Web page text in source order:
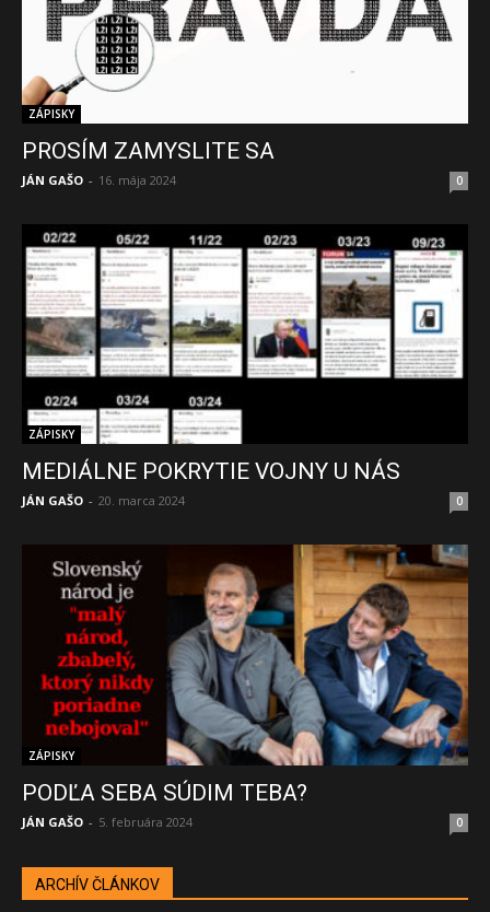
ZÁPISKY
PROSÍM ZAMYSLITE SA
JÁN GAŠO - 16. mája 2024 0
ZÁPISKY
MEDIÁLNE POKRYTIE VOJNY U NÁS
JÁN GAŠO - 20. marca 2024 0
ZÁPISKY
PODĽA SEBA SÚDIM TEBA?
JÁN GAŠO - 5. februára 2024 0
ARCHÍV ČLÁNKOV